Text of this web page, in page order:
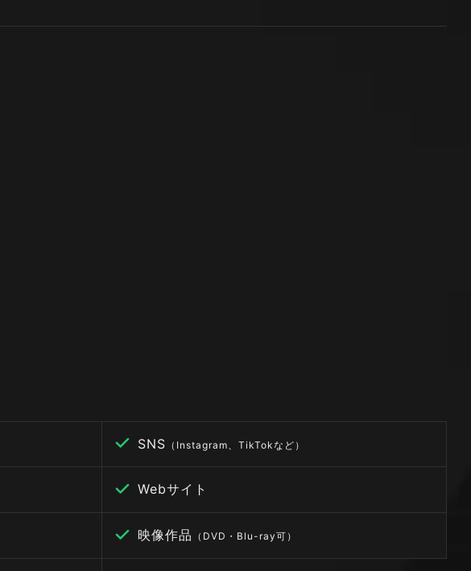
SNS （Instagram、TikTokなど）
Webサイト
映像作品 （DVD・Blu-ray可）